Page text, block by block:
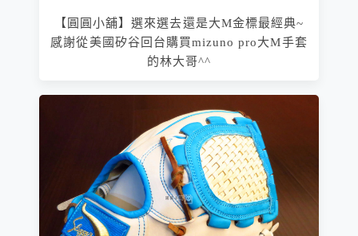
【圓圓小舖】選來選去還是大M金標最經典~
感謝從美國矽谷回台購買mizuno pro大M手套
的林大哥^^